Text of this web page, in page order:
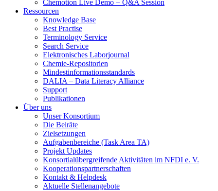
Chemotion Live Demo + Q&A Session
Ressourcen
Knowledge Base
Best Practise
Terminology Service
Search Service
Elektronisches Laborjournal
Chemie-Repositorien
Mindestinformationsstandards
DALIA – Data Literacy Alliance
Support
Publikationen
Über uns
Unser Konsortium
Die Beiräte
Zielsetzungen
Aufgabenbereiche (Task Area TA)
Projekt Updates
Konsortialübergreifende Aktivitäten im NFDI e. V.
Kooperationspartnerschaften
Kontakt & Helpdesk
Aktuelle Stellenangebote